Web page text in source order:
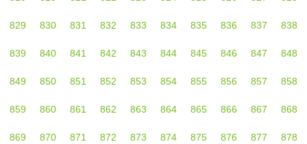
829 830 831 832 833 834 835 836 837 838
839 840 841 842 843 844 845 846 847 848
849 850 851 852 853 854 855 856 857 858
859 860 861 862 863 864 865 866 867 868
869 870 871 872 873 874 875 876 877 878